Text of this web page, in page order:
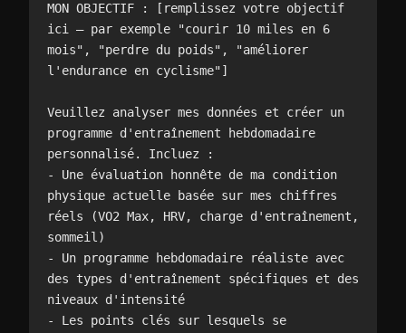
MON OBJECTIF : [remplissez votre objectif
ici — par exemple "courir 10 miles en 6
mois", "perdre du poids", "améliorer
l'endurance en cyclisme"]
Veuillez analyser mes données et créer un
programme d'entraînement hebdomadaire
personnalisé. Incluez :
- Une évaluation honnête de ma condition
physique actuelle basée sur mes chiffres
réels (VO2 Max, HRV, charge d'entraînement,
sommeil)
- Un programme hebdomadaire réaliste avec
des types d'entraînement spécifiques et des
niveaux d'intensité
- Les points clés sur lesquels se